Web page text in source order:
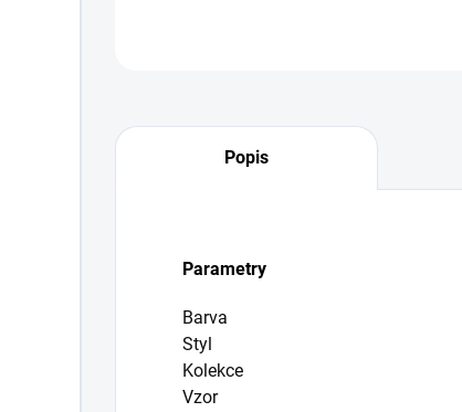
Popis
Parametry
Barva
Styl
Kolekce
Vzor